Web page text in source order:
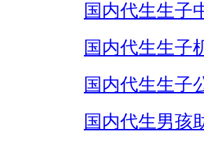
国内代生生子
国内代生生子
国内代生生子
国内代生男孩